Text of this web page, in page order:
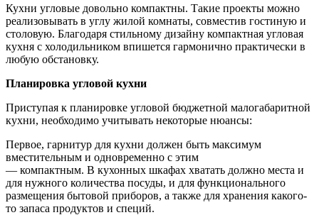
Кухни угловые довольно компактны. Такие проекты можно
реализовывать в углу жилой комнаты, совместив гостиную и
столовую. Благодаря стильному дизайну компактная угловая
кухня с холодильником впишется гармонично практически в
любую обстановку.
Планировка угловой кухни
Приступая к планировке угловой бюджетной малогабаритной
кухни, необходимо учитывать некоторые нюансы:
Первое, гарнитур для кухни должен быть максимум
вместительным и одновременно с этим
— компактным. В кухонных шкафах хватать должно места и
для нужного количества посуды, и для функционального
размещения бытовой приборов, а также для хранения какого-
то запаса продуктов и специй.